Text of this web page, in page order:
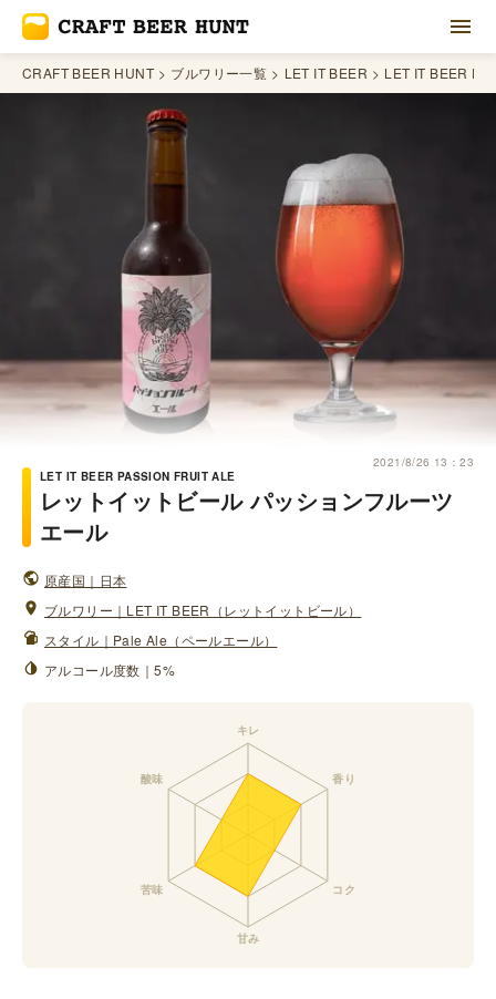
CRAFT BEER HUNT ブルワリー一覧 LET IT BEER LET IT BEER
2021/8/26 13：23
LET IT BEER PASSION FRUIT ALE
レットイットビール パッションフルーツ
エール
原産国｜日本
ブルワリー｜LET IT BEER（レットイットビール）
スタイル｜Pale Ale（ペールエール）
アルコール度数｜5%